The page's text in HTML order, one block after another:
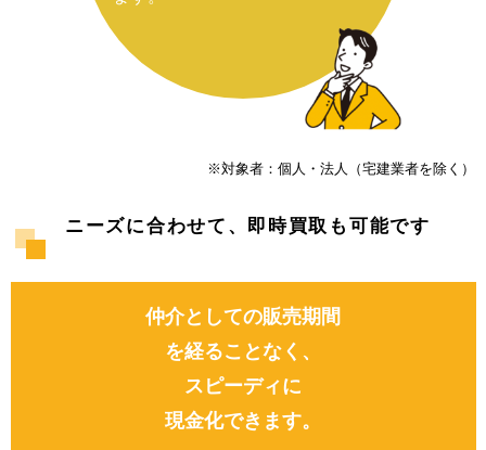
※対象者：個⼈・法⼈（宅建業者を除く）
ニーズに合わせて、即時買取も可能です
仲介としての販売期間
を経ることなく、
スピーディに
現⾦化できます。